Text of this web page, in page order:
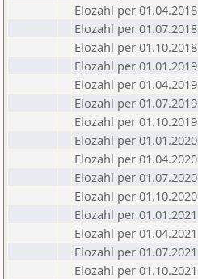
Elozahl per 01.04.2018
Elozahl per 01.07.2018
Elozahl per 01.10.2018
Elozahl per 01.01.2019
Elozahl per 01.04.2019
Elozahl per 01.07.2019
Elozahl per 01.10.2019
Elozahl per 01.01.2020
Elozahl per 01.04.2020
Elozahl per 01.07.2020
Elozahl per 01.10.2020
Elozahl per 01.01.2021
Elozahl per 01.04.2021
Elozahl per 01.07.2021
Elozahl per 01.10.2021